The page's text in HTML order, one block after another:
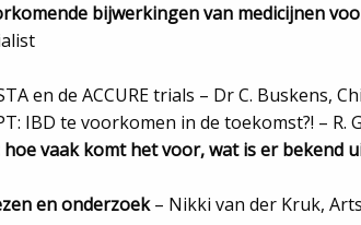
bijwerkingen van medicijnen
en de ACCURE trials – Dr C. Buskens,
IBD te voorkomen in de toekomst?! –
vaak komt het voor, wat is er bekend
en onderzoek– Nikki van der Kruk,